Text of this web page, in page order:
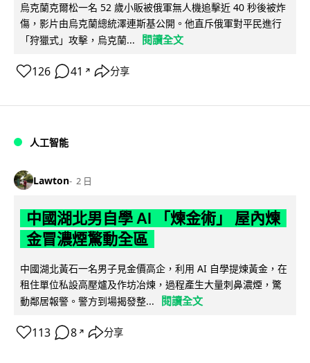
烏克蘭克爾松一名 52 歲小販被俄軍無人機追擊近 40 秒後被炸
傷，影片由烏克蘭總統澤連斯基公開。他直斥俄軍對平民進行
「狩獵式」攻擊，烏克蘭...
閱讀全文
126 41 ↗ 分享
人工智能
Lawton 2 日
中國湖北男自學 AI 「煉金術」 屋內煉
金冒濃煙驚動全區
中國湖北黃石一名男子見金價高企，利用 AI 自學提煉黃金，在
租住單位私設高壓爐及作坊冶煉，過程產生大量刺鼻濃煙，驚
動鄰居報警。警方到場揭發整...
閱讀全文
113 8 ↗ 分享